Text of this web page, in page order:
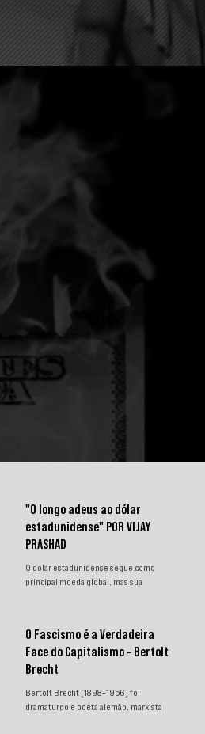
"O longo adeus ao dólar
estadunidense" POR VIJAY
PRASHAD
O dólar estadunidense segue como
principal moeda global, mas sua
impulsionam a desdolarização. O
processo, porém, é gradual e exige
novas instituições financeiras capazes
soberano e reduzir a dependência do
sistema monetário dominado pelos
O Fascismo é a Verdadeira
Face do Capitalismo - Bertolt
Brecht
Bertolt Brecht (1898–1956) foi
dramaturgo e poeta alemão, marxista